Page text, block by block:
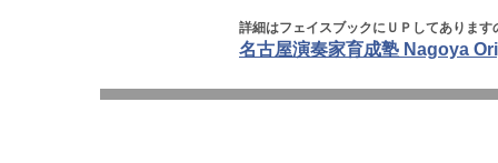
詳細はフェイスブックにＵＰしてあります
名古屋演奏家育成塾 Nagoya